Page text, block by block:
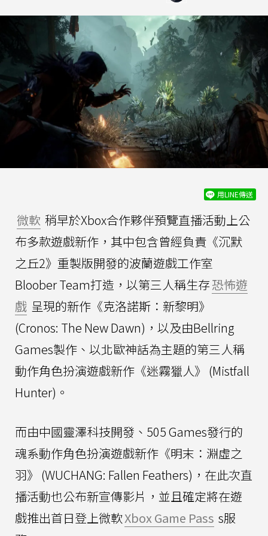
用LINE傳送
微軟 稍早於Xbox合作夥伴預覽直播活動上公
布多款遊戲新作，其中包含曾經負責《沉默
之丘2》重製版開發的波蘭遊戲工作室
Bloober Team打造，以第三人稱生存恐怖遊
戲 呈現的新作《克洛諾斯：新黎明》
(Cronos: The New Dawn)，以及由Bellring
Games製作、以北歐神話為主題的第三人稱
動作角色扮演遊戲新作《迷霧獵人》 (Mistfall
Hunter)。
而由中國靈澤科技開發、505 Games發行的
魂系動作角色扮演遊戲新作《明末：淵虛之
羽》 (WUCHANG: Fallen Feathers)，在此次直
播活動也公布新宣傳影片，並且確定將在遊
戲推出首日登上微軟Xbox Game Pass s服